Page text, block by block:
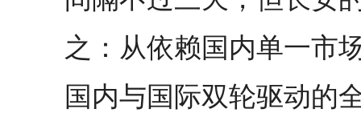
之：从依赖国内单一市
国内与国际双轮驱动的